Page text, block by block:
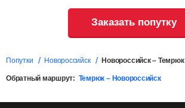
Заказать попутку
Попутки Новороссийск Новороссийск – Темрюк
Обратный маршрут: Темрюк – Новороссийск